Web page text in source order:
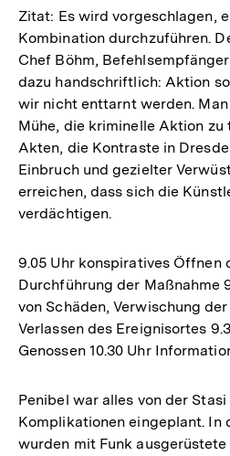
Zitat: Es wird vorgeschlagen,
Kombination durchzuführen.
Chef Böhm,
dazu handschriftlich: Aktion
wir nicht enttarnt werden.
Mühe, die kriminelle Aktion zu
Akten, die Kontraste in
Einbruch und gezielter
erreichen, dass sich die
verdächtigen.
9.05 Uhr konspiratives Öffnen
Durchführung der Maßnahme
von Schäden, Verwischung
Verlassen des Ereignisortes
Genossen 10.30 Uhr
Penibel war alles von der
Komplikationen eingeplant. In
wurden mit Funk